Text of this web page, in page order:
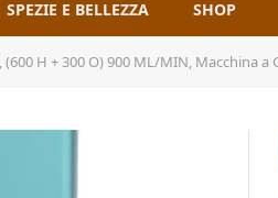
SPEZIE E BELLEZZA SHOP
Macchina a Gas per generatore di idrogeno ad Alta